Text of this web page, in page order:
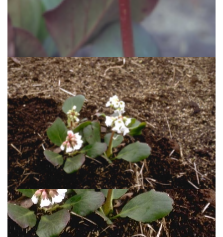
Schoenlappersplant
Bergenia 'Perfect'